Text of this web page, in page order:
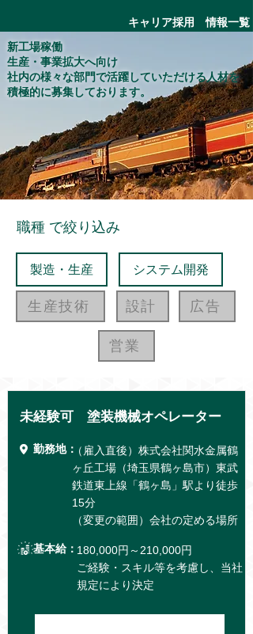
キャリア採用 情報一覧
新工場稼働
生産・事業拡大へ向け
社内の様々な部門で活躍していただける人材を
積極的に募集しております。
職種 で絞り込み
製造・生産 システム開発
生産技術 設計 広告
営業
未経験可 塗装機械オペレーター
勤務地：（雇入直後）株式会社関水金属鶴
ヶ丘工場（埼玉県鶴ヶ島市）東武
鉄道東上線「鶴ヶ島」駅より徒歩
15分
（変更の範囲）会社の定める場所
基本給： 180,000円～210,000円
ご経験・スキル等を考慮し、当社
規定により決定